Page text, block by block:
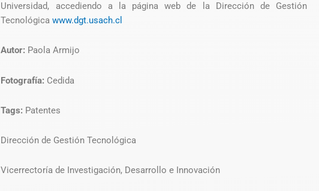
Universidad, accediendo a la página web de la Dirección de Gestión
Tecnológicawww.dgt.usach.cl
Autor: Paola Armijo
Fotografía: Cedida
Tags: Patentes
Dirección de Gestión Tecnológica
Vicerrectoría de Investigación, Desarrollo e Innovación